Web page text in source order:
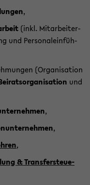
,
(inkl. Mit­ar­bei­ter­
und Per­so­nal­ein­füh­
(Or­ga­ni­sa­ti­on
und
,
,
,
& Trans­fer­steue­